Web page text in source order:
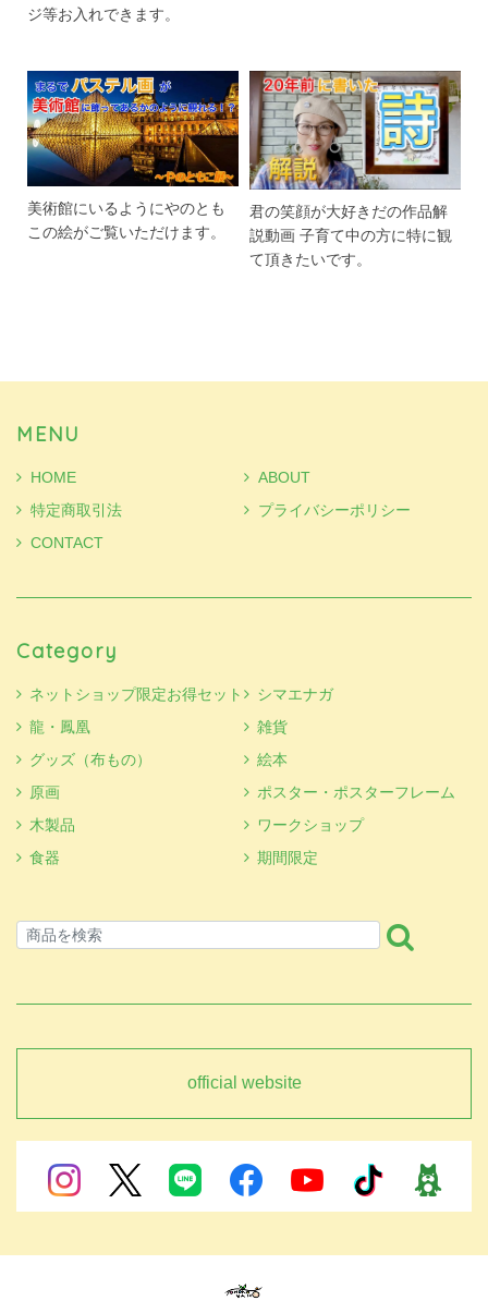
ジ等お入れできます。
美術館にいるようにやのとも
この絵がご覧いただけます。
君の笑顔が大好きだの作品解
説動画 子育て中の方に特に観
て頂きたいです。
MENU
HOME
ABOUT
特定商取引法
プライバシーポリシー
CONTACT
Category
ネットショップ限定お得セット
シマエナガ
龍・鳳凰
雑貨
グッズ（布もの）
絵本
原画
ポスター・ポスターフレーム
木製品
ワークショップ
食器
期間限定
official website